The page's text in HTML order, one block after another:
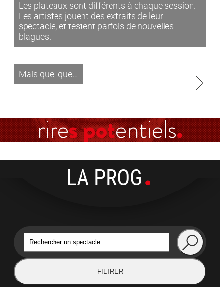
Les plateaux sont différents à chaque session.
Les artistes jouent des extraits de leur
spectacle, et testent parfois de nouvelles
blagues.
Mais quel que…
rires potentiels
LA PROG
FILTRER